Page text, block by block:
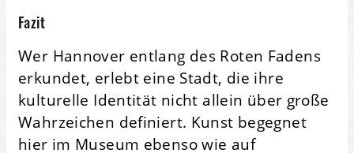
Fazit
Wer Hannover entlang des Roten Fadens
erkundet, erlebt eine Stadt, die ihre
kulturelle Identität nicht allein über große
Wahrzeichen definiert. Kunst begegnet
hier im Museum ebenso wie auf